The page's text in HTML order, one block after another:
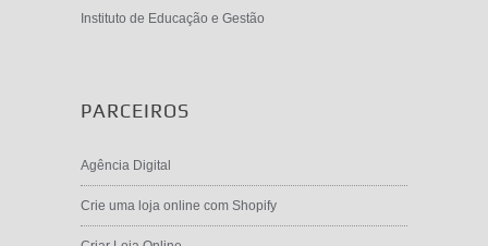
Instituto de Educação e Gestão
PARCEIROS
Agência Digital
Crie uma loja online com Shopify